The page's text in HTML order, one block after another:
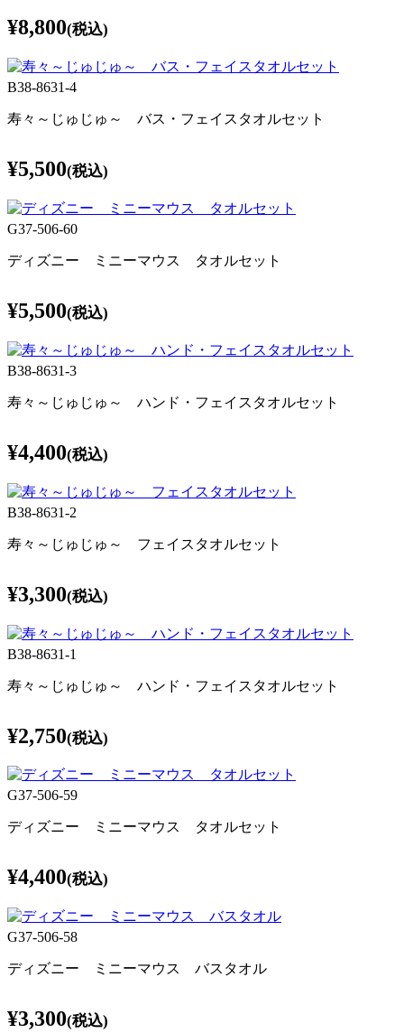
¥8,800(税込)
B38-8631-4
寿々～じゅじゅ～ バス・フェイスタオルセット
¥5,500(税込)
G37-506-60
ディズニー ミニーマウス タオルセット
¥5,500(税込)
B38-8631-3
寿々～じゅじゅ～ ハンド・フェイスタオルセット
¥4,400(税込)
B38-8631-2
寿々～じゅじゅ～ フェイスタオルセット
¥3,300(税込)
B38-8631-1
寿々～じゅじゅ～ ハンド・フェイスタオルセット
¥2,750(税込)
G37-506-59
ディズニー ミニーマウス タオルセット
¥4,400(税込)
G37-506-58
ディズニー ミニーマウス バスタオル
¥3,300(税込)